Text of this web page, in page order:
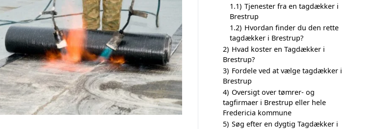
1.1) Tjenester fra en tagdækker i
Brestrup
1.2) Hvordan finder du den rette
tagdækker i Brestrup?
2) Hvad koster en Tagdækker i
Brestrup?
3) Fordele ved at vælge tagdækker i
Brestrup
4) Oversigt over tømrer- og
tagfirmaer i Brestrup eller hele
Fredericia kommune
5) Søg efter en dygtig Tagdækker i